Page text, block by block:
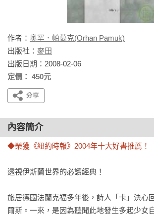
作者： 奧罕．帕慕克(Orhan Pamuk)
出版社： 麥田
出版日期：2008-02-06
定價： 450元
內容簡介
◆榮獲《紐約時報》2004年十大好書推薦！
透視伊斯蘭世界的必讀經典！
旅居德國法蘭克福多年後，詩人「卡」決心
爾斯。一來，是因為聽聞此地發生多起少女